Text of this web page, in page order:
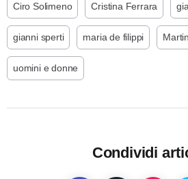
Ciro Solimeno Cristina Ferrara
gianni sperti maria de filippi
uomini e donne
Condividi